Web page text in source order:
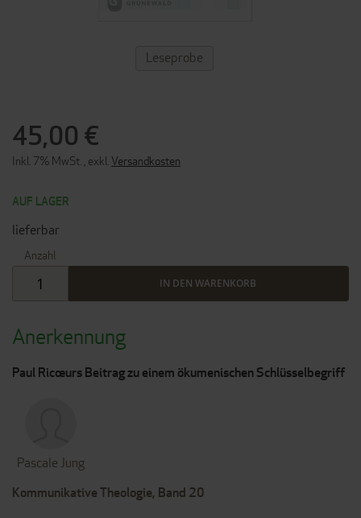
Anerkennung
Paul Ricœurs Beitrag zu einem ökumenischen Schlüsselbegriff
Pascale Jung
Kommunikative Theologie, Band 20
45,00 €
Inkl. 7% MwSt. exkl. Versandkosten
AUF LAGER
lieferbar
Anzahl
IN DEN WARENKORB
ZUM
ANFANG
Leseprobe